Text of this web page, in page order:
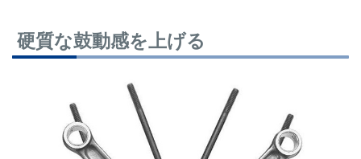
硬質な鼓動感を上げる